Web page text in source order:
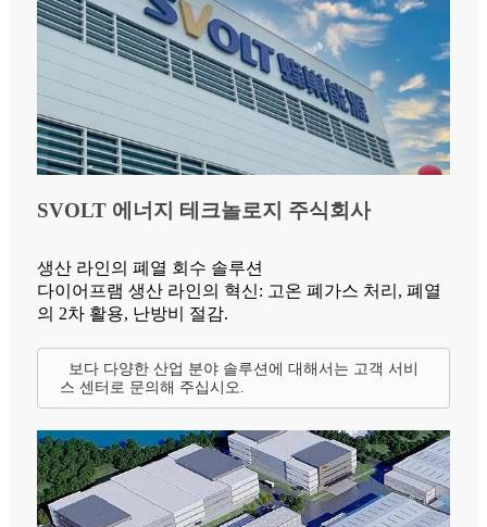
SVOLT 에너지 테크놀로지 주식회사
생산 라인의 폐열 회수 솔루션
다이어프램 생산 라인의 혁신: 고온 폐가스 처리, 폐열
의 2차 활용, 난방비 절감.
보다 다양한 산업 분야 솔루션에 대해서는 고객 서비
스 센터로 문의해 주십시오.